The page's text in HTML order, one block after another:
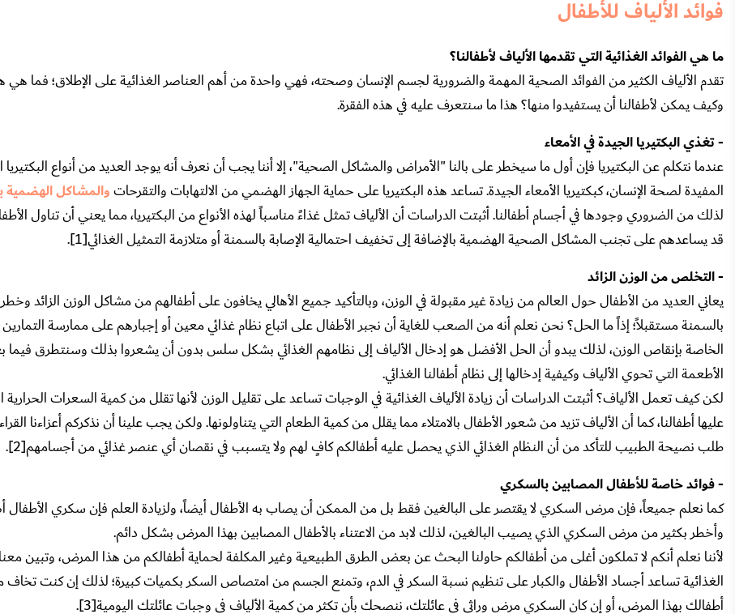
فوائد الألياف للأطفال
ما هي الفوائد الغذائية التي تقدمها الألياف لأطفالنا؟
تقدم الألياف الكثير من الفوائد الصحية المهمة والضرورية لجسم الإنسان وصحته، فهي واحدة من أهم العناصر الغذائية على الإطلاق؛ فما هي
وكيف يمكن لأطفالنا أن يستفيدوا منها؟ هذا ما سنتعرف عليه في هذه الفقرة.
- تغذي البكتيريا الجيدة في الأمعاء
عندما نتكلم عن البكتيريا فإن أول ما سيخطر على بالنا "الأمراض والمشاكل الصحية"، إلا أننا يجب أن نعرف أنه يوجد العديد من أنواع البكتيريا
المفيدة لصحة الإنسان، كبكتيريا الأمعاء الجيدة. تساعد هذه البكتيريا على حماية الجهاز الهضمي من الالتهابات والتقرحاتوالمشاكل
لذلك من الضروري وجودها في أجسام أطفالنا. أثبتت الدراسات أن الألياف تمثل غذاءً مناسباً لهذه الأنواع من البكتيريا، مما يعني أن تناول
قد يساعدهم على تجنب المشاكل الصحية الهضمية بالإضافة إلى تخفيف احتمالية الإصابة بالسمنة أو متلازمة التمثيل الغذائي[1].
- التخلص من الوزن الزائد
يعاني العديد من الأطفال حول العالم من زيادة غير مقبولة في الوزن، وبالتأكيد جميع الأهالي يخافون على أطفالهم من مشاكل الوزن الزائد
بالسمنة مستقبلاً؛ إذاً ما الحل؟ نحن نعلم أنه من الصعب للغاية أن نجبر الأطفال على اتباع نظام غذائي معين أو إجبارهم على ممارسة التمارين
الخاصة بإنقاص الوزن، لذلك يبدو أن الحل الأفضل هو إدخال الألياف إلى نظامهم الغذائي بشكل سلس بدون أن يشعروا بذلك وسنتطرق فيما
الأطعمة التي تحوي الألياف وكيفية إدخالها إلى نظام أطفالنا الغذائي.
لكن كيف تعمل الألياف؟ أثبتت الدراسات أن زيادة الألياف الغذائية في الوجبات تساعد على تقليل الوزن لأنها تقلل من كمية السعرات
عليها أطفالنا، كما أن الألياف تزيد من شعور الأطفال بالامتلاء مما يقلل من كمية الطعام التي يتناولونها. ولكن يجب علينا أن نذكركم أعزاءنا
طلب نصيحة الطبيب للتأكد من أن النظام الغذائي الذي يحصل عليه أطفالكم كافٍ لهم ولا يتسبب في نقصان أي عنصر غذائي من أجسامهم[2].
- فوائد خاصة للأطفال المصابين بالسكري
كما نعلم جميعاً، فإن مرض السكري لا يقتصر على البالغين فقط بل من الممكن أن يصاب به الأطفال أيضاً، ولزيادة العلم فإن سكري
وأخطر بكثير من مرض السكري الذي يصيب البالغين، لذلك لابد من الاعتناء بالأطفال المصابين بهذا المرض بشكل دائم.
لأننا نعلم أنكم لا تملكون أغلى من أطفالكم حاولنا البحث عن بعض الطرق الطبيعية وغير المكلفة لحماية أطفالكم من هذا المرض، وتبين
الغذائية تساعد أجساد الأطفال والكبار على تنظيم نسبة السكر في الدم، وتمنع الجسم من امتصاص السكر بكميات كبيرة؛ لذلك إن كنت
أطفالك بهذا المرض، أو إن كان السكري مرض وراثي في عائلتك، ننصحك بأن تكثر من كمية الألياف في وجبات عائلتك اليومية[3].